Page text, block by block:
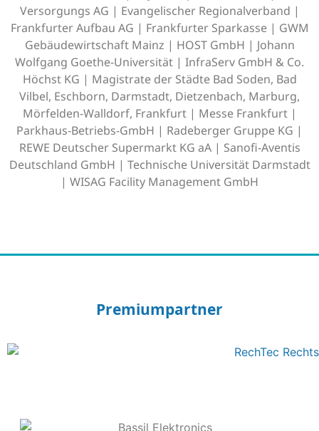
Versorgungs AG | Evangelischer Regionalverband |
Frankfurter Aufbau AG | Frankfurter Sparkasse | GWM
Gebäudewirtschaft Mainz | HOST GmbH | Johann
Wolfgang Goethe-Universität | InfraServ GmbH & Co.
Höchst KG | Magistrate der Städte Bad Soden, Bad
Vilbel, Eschborn, Darmstadt, Dietzenbach, Marburg,
Mörfelden-Walldorf, Frankfurt | Messe Frankfurt |
Parkhaus-Betriebs-GmbH | Radeberger Gruppe KG |
REWE Deutscher Supermarkt KG aA | Sanofi-Aventis
Deutschland GmbH | Technische Universität Darmstadt
| WISAG Facility Management GmbH
Premiumpartner